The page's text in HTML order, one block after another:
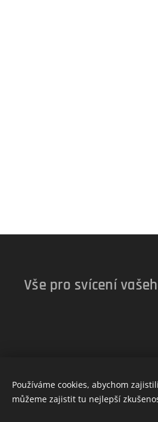
Vše pro svícení
Používáme cookies, abychom
můžeme zajistit tu nejlepší